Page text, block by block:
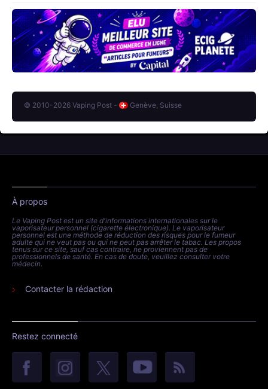
© 2010-2026 Vaping Post - Genève, Suisse
À propos
Le Vaping Post est un site d'informations internationales sur le
vaporisateur personnel (cigarette électronique). Le vaporisateur
personnel est une méthode de réduction des risques pour le fumeur
adulte qui ne veut pas ou qui ne peut pas arrêter le tabac. Les propos
tenus sur ce site, sauf cas contraire, ne proviennent pas de
professionnels de santé. En cas de doute, veuillez consulter votre
médecin.
Contacter la rédaction
Restez connecté